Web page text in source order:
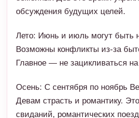
Девам страсть и романтику. Это
свиданий, романтических
стабильности. Девы будут
гармонией в отношениях.